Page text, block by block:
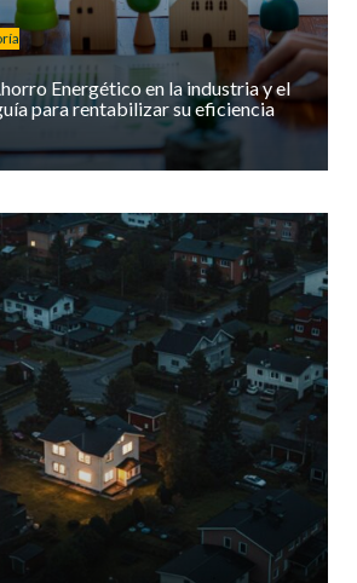
Energético en la industria y el
para rentabilizar su eficiencia